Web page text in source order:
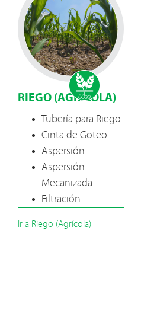
RIEGO (AGRÍCOLA)
Tubería para Riego
Cinta de Goteo
Aspersión
Aspersión
Mecanizada
Filtración
Ir a Riego (Agrícola)